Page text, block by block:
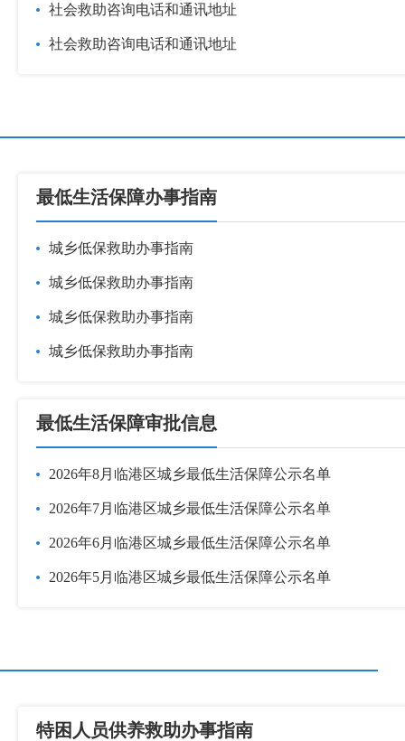
社会救助咨询电话和通讯地址
社会救助咨询电话和通讯地址
最低生活保障办事指南
城乡低保救助办事指南
城乡低保救助办事指南
城乡低保救助办事指南
城乡低保救助办事指南
最低生活保障审批信息
2026年8月临港区城乡最低生活保障公示名单
2026年7月临港区城乡最低生活保障公示名单
2026年6月临港区城乡最低生活保障公示名单
2026年5月临港区城乡最低生活保障公示名单
特困人员供养救助办事指南